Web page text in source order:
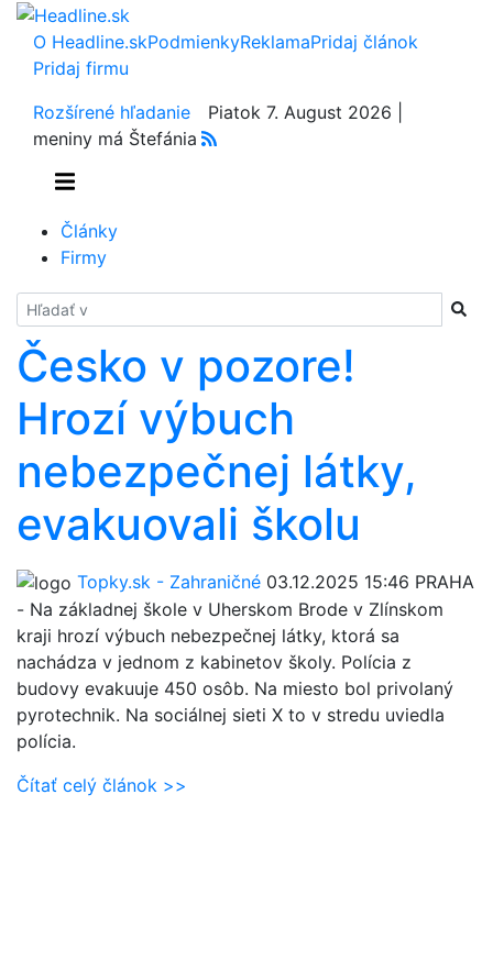
O Headline.skPodmienkyReklamaPridaj článok
Pridaj firmu
Rozšírené hľadanie
Piatok 7. August 2026 |
meniny má Štefánia
Články
Firmy
Hladať
Česko v pozore!
Hrozí výbuch
nebezpečnej látky,
evakuovali školu
Topky.sk - Zahraničné 03.12.2025 15:46 PRAHA
- Na základnej škole v Uherskom Brode v Zlínskom
kraji hrozí výbuch nebezpečnej látky, ktorá sa
nachádza v jednom z kabinetov školy. Polícia z
budovy evakuuje 450 osôb. Na miesto bol privolaný
pyrotechnik. Na sociálnej sieti X to v stredu uviedla
polícia.
Čítať celý článok >>